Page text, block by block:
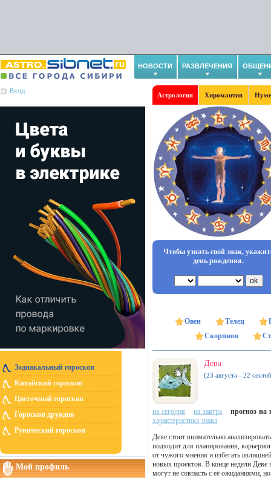
НОВОСТИ РАЗВЛЕЧЕНИЯ
Вход
Астрология Хиромантия
Зодиакальный гороскоп
Китайский гороскоп
Цветочный гороскоп
Гороскоп друидов
Рунический гороскоп
Мой профиль
Чтобы узнать свой знак,
день рождения.
Овен Телец
Скорпион
Дева
(23 августа - 22
на сегодня на завтра
прогноз на
характеристика знака
Деве стоит внимательно
подходит для планирования,
от чужого мнения и избегать
новых проектов. В конце недели Деве
могут не совпасть с её ожиданиями,